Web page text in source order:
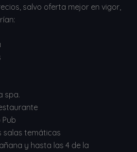
salvo oferta mejor en vigor,
spa.
salas temáticas
y hasta las 4 de la